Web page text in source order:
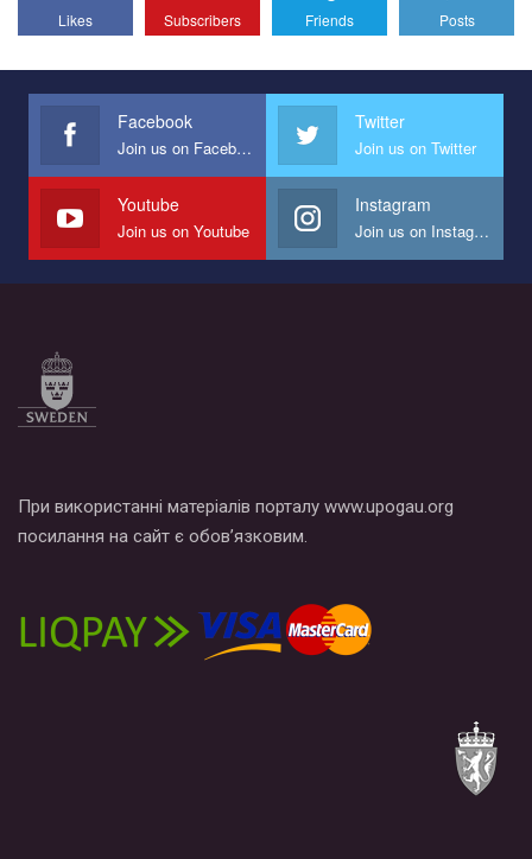
Эмоционально сильный ролик от команды "Гей-альянс
представляющий программу развития организации.
Мы просим вас поддержать нас и помочь нам реализовать
наш план по борьбе с насилием и дискриминацией на почве
СОГИ в Украине.
Все, что вам нужно сделать - это зайти на наш канал YouTube
по этой ссылке и поставить лайк под видео.
Likes Subscribers Friends Posts
Facebook
Join us on Facebook
Twitter
Join us on Twitter
Youtube
Join us on Youtube
Instagram
Join us on Instagram
При використанні матеріалів порталу www.upogau.org
посилання на сайт є обов’язковим.